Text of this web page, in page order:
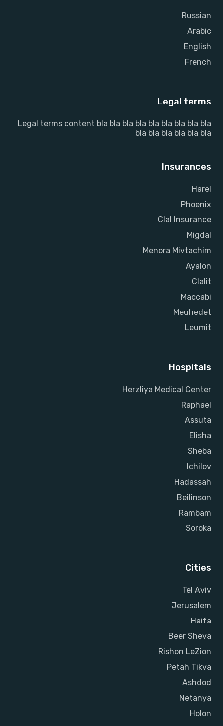
Russian
Arabic
English
French
Legal terms
Legal terms content bla bla bla bla bla bla bla bla bla
bla bla bla bla bla bla
Insurances
Harel
Phoenix
Clal Insurance
Migdal
Menora Mivtachim
Ayalon
Clalit
Maccabi
Meuhedet
Leumit
Hospitals
Herzliya Medical Center
Raphael
Assuta
Elisha
Sheba
Ichilov
Hadassah
Beilinson
Rambam
Soroka
Cities
Tel Aviv
Jerusalem
Haifa
Beer Sheva
Rishon LeZion
Petah Tikva
Ashdod
Netanya
Holon